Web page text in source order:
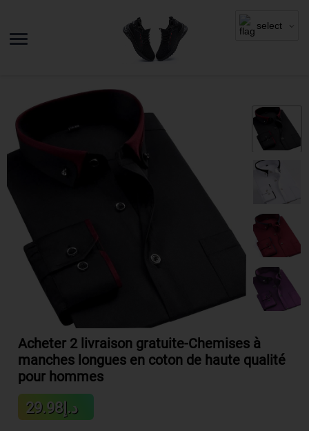
Acheter 2 livraison gratuite-Chemises à
manches longues en coton de haute qualité
pour hommes
Sale
price
د.إ29.98
price
select